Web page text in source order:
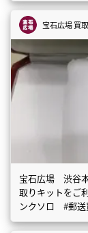
宝石広場 買取
宝石広場 渋谷
取りキットをご
ンクソロ #郵送